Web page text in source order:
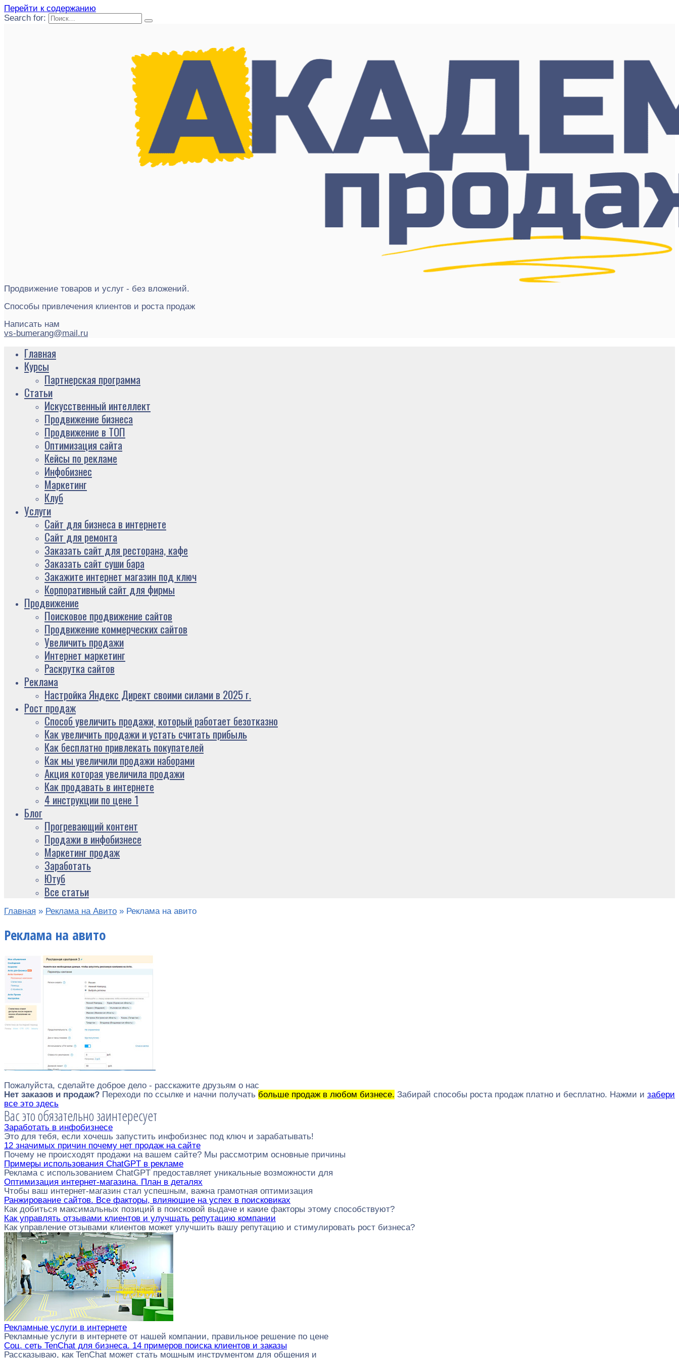
Перейти к содержанию
Search for:
Продвижение товаров и услуг - без вложений.
Способы привлечения клиентов и роста продаж
Написать нам
vs-bumerang@mail.ru
Главная
Курсы
Партнерская программа
Статьи
Искусственный интеллект
Продвижение бизнеса
Продвижение в ТОП
Оптимизация сайта
Кейсы по рекламе
Инфобизнес
Маркетинг
Клуб
Услуги
Сайт для бизнеса в интернете
Сайт для ремонта
Заказать сайт для ресторана, кафе
Заказать сайт суши бара
Закажите интернет магазин под ключ
Корпоративный сайт для фирмы
Продвижение
Поисковое продвижение сайтов
Продвижение коммерческих сайтов
Увеличить продажи
Интернет маркетинг
Раскрутка сайтов
Реклама
Настройка Яндекс Директ своими силами в 2025 г.
Рост продаж
Способ увеличить продажи, который работает безотказно
Как увеличить продажи и устать считать прибыль
Как бесплатно привлекать покупателей
Как мы увеличили продажи наборами
Акция которая увеличила продажи
Как продавать в интернете
4 инструкции по цене 1
Блог
Прогревающий контент
Продажи в инфобизнесе
Маркетинг продаж
Заработать
Ютуб
Все статьи
Главная » Реклама на Авито » Реклама на авито
Реклама на авито
Пожалуйста, сделайте доброе дело - расскажите друзьям о нас
Нет заказов и продаж? Переходи по ссылке и начни получать больше продаж в любом бизнесе. Забирай способы роста продаж платно и бесплатно. Нажми и забери
все это здесь
Вас это обязательно заинтересует
Заработать в инфобизнесе
Это для тебя, если хочешь запустить инфобизнес под ключ и зарабатывать!
12 значимых причин почему нет продаж на сайте
Почему не происходят продажи на вашем сайте? Мы рассмотрим основные причины
Примеры использования ChatGPT в рекламе
Реклама с использованием ChatGPT предоставляет уникальные возможности для
Оптимизация интернет-магазина. План в деталях
Чтобы ваш интернет-магазин стал успешным, важна грамотная оптимизация
Ранжирование сайтов. Все факторы, влияющие на успех в поисковиках
Как добиться максимальных позиций в поисковой выдаче и какие факторы этому способствуют?
Как управлять отзывами клиентов и улучшать репутацию компании
Как управление отзывами клиентов может улучшить вашу репутацию и стимулировать рост бизнеса?
Рекламные услуги в интернете
Рекламные услуги в интернете от нашей компании, правильное решение по цене
Соц. сеть TenChat для бизнеса. 14 примеров поиска клиентов и заказы
Рассказываю, как TenChat может стать мощным инструментом для общения и